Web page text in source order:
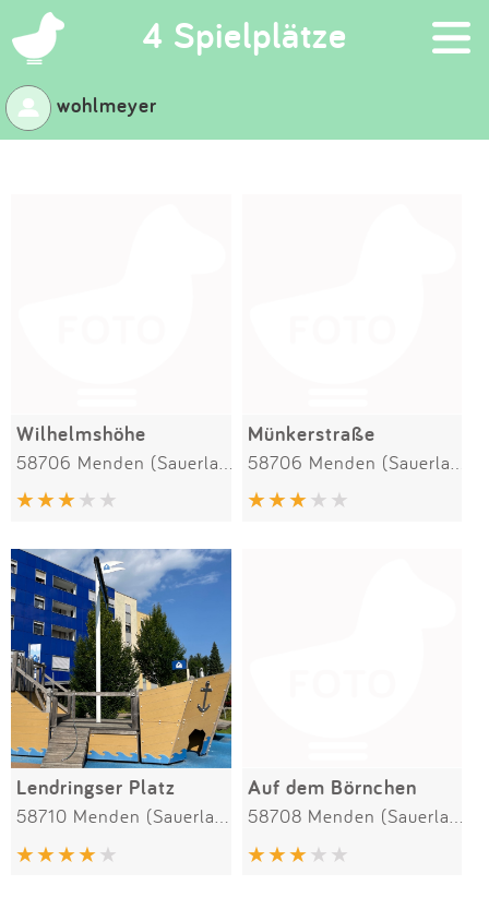
4 Spielplätze ×
Suchen
Kontakt
Impressum
Anmelden
wohlmeyer
Wilhelmshöhe Münkerstraße
Lendringser Platz Auf dem Börnchen